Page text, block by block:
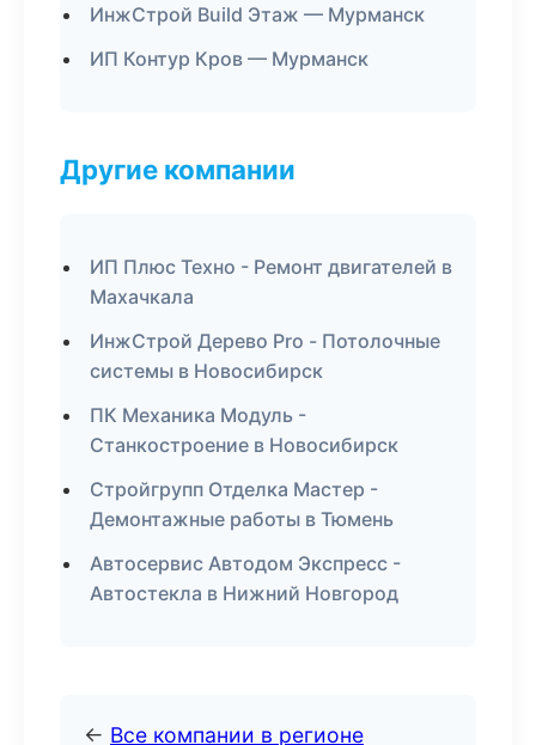
ИнжСтрой Build Этаж — Мурманск
ИП Контур Кров — Мурманск
Другие компании
ИП Плюс Техно - Ремонт двигателей в
Махачкала
ИнжСтрой Дерево Pro - Потолочные
системы в Новосибирск
ПК Механика Модуль -
Станкостроение в Новосибирск
Стройгрупп Отделка Мастер -
Демонтажные работы в Тюмень
Автосервис Автодом Экспресс -
Автостекла в Нижний Новгород
← Все компании в регионе